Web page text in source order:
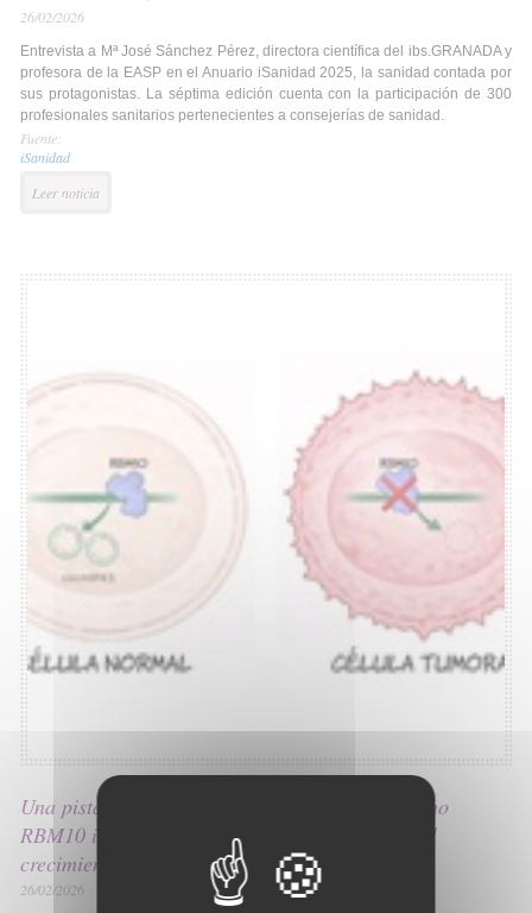
26/02/2026
Entrevista a Mª José Sánchez Pérez, directora científica del ibs.GRANADA y
profesora de la EASP en el Anuario iSanidad 2025, la sanidad contada por
sus protagonistas. La séptima edición cuenta con la participación de 300
profesionales sanitarios pertenecientes a consejerías de sanidad.
Fuente:
iSanidad
Leer noticia
Una pista para frenar el cáncer de pulmón: cómo
RBM10 influye en ARN circulares que limitan el
crecimiento tumoral
26/02/2026